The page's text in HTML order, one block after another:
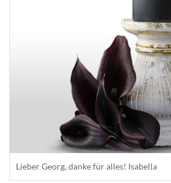
Lieber Georg, danke für alles! Isabella